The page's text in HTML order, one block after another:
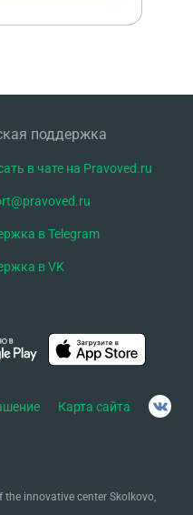
поддержка
в чате на Pravoved.ru
в Telegram
в VK
Карта сайта
innovative center Skolkovo,